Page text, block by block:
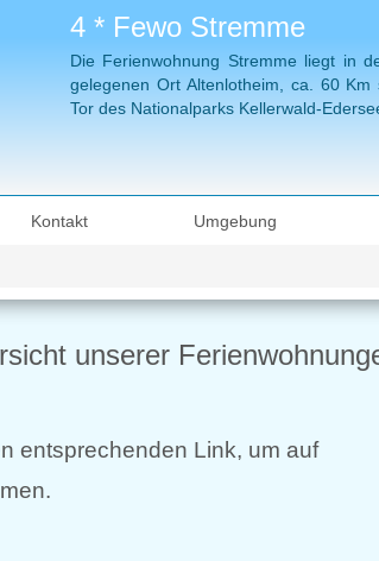
4 * Fewo Stremme
Die Ferienwohnung Stremme liegt in
gelegenen Ort Altenlotheim, ca. 60
Tor des Nationalparks Kellerwald-
Kontakt Umgebung
unserer
entsprechenden Link, um auf